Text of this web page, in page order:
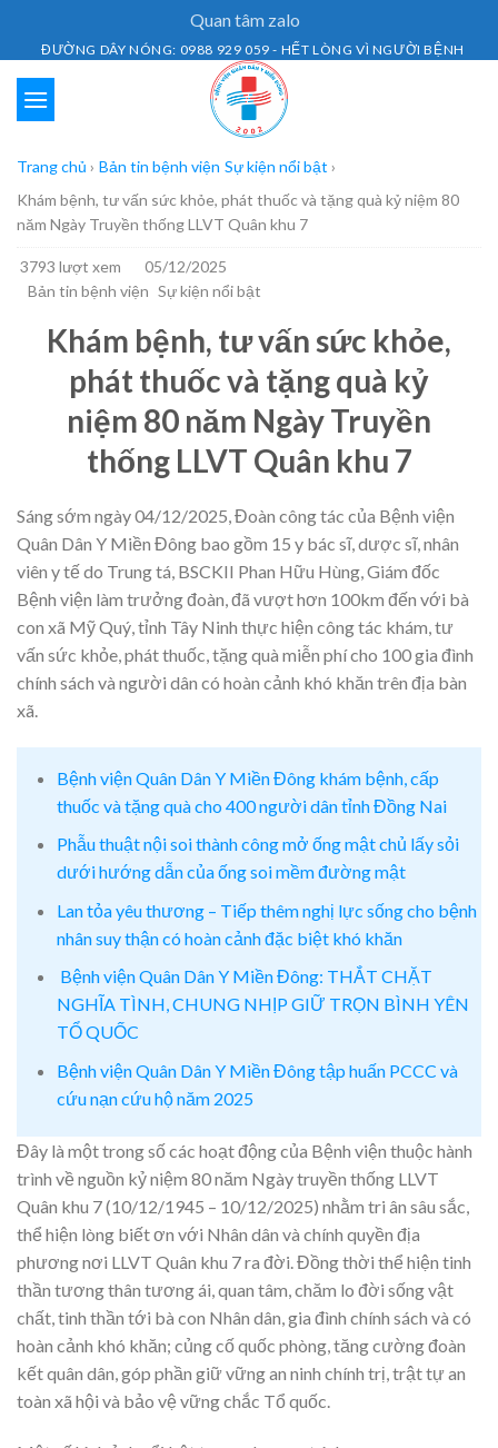
Quan tâm zalo
ĐƯỜNG DÂY NÓNG: 0988 929 059 - HẾT LÒNG VÌ NGƯỜI BỆNH
Trang chủ › Bản tin bệnh viện Sự kiện nổi bật ›
Khám bệnh, tư vấn sức khỏe, phát thuốc và tặng quà kỷ niệm 80
năm Ngày Truyền thống LLVT Quân khu 7
3793 lượt xem
05/12/2025
Bản tin bệnh viện Sự kiện nổi bật
Khám bệnh, tư vấn sức khỏe,
phát thuốc và tặng quà kỷ
niệm 80 năm Ngày Truyền
thống LLVT Quân khu 7
Sáng sớm ngày 04/12/2025, Đoàn công tác của Bệnh viện
Quân Dân Y Miền Đông bao gồm 15 y bác sĩ, dược sĩ, nhân
viên y tế do Trung tá, BSCKII Phan Hữu Hùng, Giám đốc
Bệnh viện làm trưởng đoàn, đã vượt hơn 100km đến với bà
con xã Mỹ Quý, tỉnh Tây Ninh thực hiện công tác khám, tư
vấn sức khỏe, phát thuốc, tặng quà miễn phí cho 100 gia đình
chính sách và người dân có hoàn cảnh khó khăn trên địa bàn
xã.
Bệnh viện Quân Dân Y Miền Đông khám bệnh, cấp
thuốc và tặng quà cho 400 người dân tỉnh Đồng Nai
Phẫu thuật nội soi thành công mở ống mật chủ lấy sỏi
dưới hướng dẫn của ống soi mềm đường mật
Lan tỏa yêu thương – Tiếp thêm nghị lực sống cho bệnh
nhân suy thận có hoàn cảnh đặc biệt khó khăn
Bệnh viện Quân Dân Y Miền Đông: THẮT CHẶT
NGHĨA TÌNH, CHUNG NHỊP GIỮ TRỌN BÌNH YÊN
TỔ QUỐC
Bệnh viện Quân Dân Y Miền Đông tập huấn PCCC và
cứu nạn cứu hộ năm 2025
Đây là một trong số các hoạt động của Bệnh viện thuộc hành
trình về nguồn kỷ niệm 80 năm Ngày truyền thống LLVT
Quân khu 7 (10/12/1945 – 10/12/2025) nhằm tri ân sâu sắc,
thể hiện lòng biết ơn với Nhân dân và chính quyền địa
phương nơi LLVT Quân khu 7 ra đời. Đồng thời thể hiện tinh
thần tương thân tương ái, quan tâm, chăm lo đời sống vật
chất, tinh thần tới bà con Nhân dân, gia đình chính sách và có
hoàn cảnh khó khăn; củng cố quốc phòng, tăng cường đoàn
kết quân dân, góp phần giữ vững an ninh chính trị, trật tự an
toàn xã hội và bảo vệ vững chắc Tổ quốc.